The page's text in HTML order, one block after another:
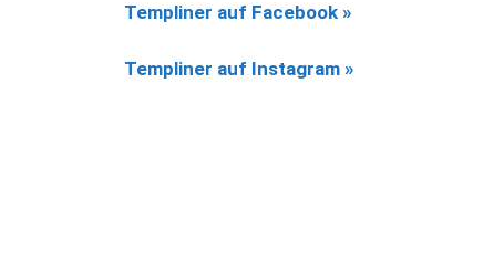
Templiner auf Facebook »
Templiner auf Instagram »